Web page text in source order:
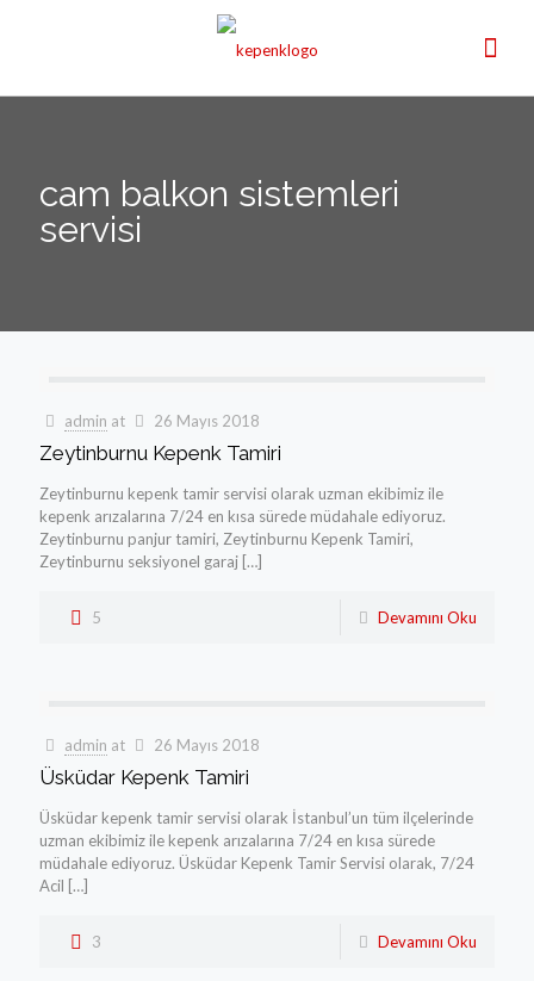
cam balkon sistemleri
servisi
admin at 26 Mayıs 2018
Zeytinburnu Kepenk Tamiri
Zeytinburnu kepenk tamir servisi olarak uzman ekibimiz ile
kepenk arızalarına 7/24 en kısa sürede müdahale ediyoruz.
Zeytinburnu panjur tamiri, Zeytinburnu Kepenk Tamiri,
Zeytinburnu seksiyonel garaj […]
5 Devamını Oku
admin at 26 Mayıs 2018
Üsküdar Kepenk Tamiri
Üsküdar kepenk tamir servisi olarak İstanbul’un tüm ilçelerinde
uzman ekibimiz ile kepenk arızalarına 7/24 en kısa sürede
müdahale ediyoruz. Üsküdar Kepenk Tamir Servisi olarak, 7/24
Acil […]
3 Devamını Oku